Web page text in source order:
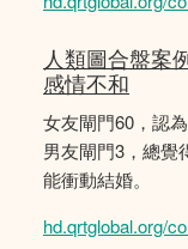
人類圖合盤案
感情不和
女友閘門60，認
男友閘門3，總覺
能衝動結婚。
hd.qrtglobal.org/